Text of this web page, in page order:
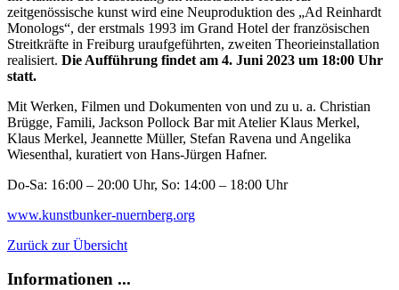
zeitgenössische kunst wird eine Neuproduktion des „Ad Reinhardt
Monologs“, der erstmals 1993 im Grand Hotel der französischen
Streitkräfte in Freiburg uraufgeführten, zweiten Theorieinstallation
realisiert. Die Aufführung findet am 4. Juni 2023 um 18:00 Uhr
statt.
Mit Werken, Filmen und Dokumenten von und zu u. a. Christian
Brügge, Famili, Jackson Pollock Bar mit Atelier Klaus Merkel,
Klaus Merkel, Jeannette Müller, Stefan Ravena und Angelika
Wiesenthal, kuratiert von Hans-Jürgen Hafner.
Do-Sa: 16:00 – 20:00 Uhr, So: 14:00 – 18:00 Uhr
www.kunstbunker-nuernberg.org
Zurück zur Übersicht
Informationen ...